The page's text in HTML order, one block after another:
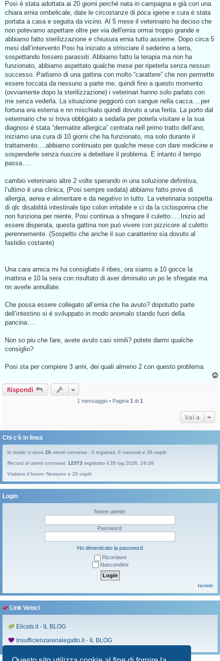
s
a
g
i
o
a
l
g
g
r
e
Posi é stata adottata ai 20 giorni perché nata in campagna e già con una
chiara ernia ombelicale, date le circostanze di poca igiene e cura é stata
portata a casa e seguita da vicino. Al 5 mese il veterinario ha deciso che
non potevamo aspettare oltre per via dell'ernia ormai troppo grande e
abbiamo fatto sterilizzazione e chiusura ernia tutto assieme. Dopo circa 5
mesi dall’intervento Posi ha iniziato a strisciare il sederino a terra,
sospettando fossero parassiti. Abbiamo fatto la terapia ma non ha
funzionato, abbiamo aspettato qualche mese per ripeterla senza nessun
successo. Parliamo di una gattina con molto “carattere” che non permette
essere toccata da nessuno a parte me, quindi fino a questo momento
(ovviamente dopo la sterilizzazione) i veterinari hanno solo parlato con
me senza vederla. La situazione peggioró con sangue nella cacca….per
fortuna era esterna e nn mischiato quindi dovuto a una ferita. La porto dal
veterinario che si trova obbligato a sedarla per poterla visitare e la sua
diagnosi é stata “dermatite allergica” centrata nell primo tratto dell’ano,
iniziamo una cura di 10 giorni che ha funzionato, ma solo durante il
trattamento….abbiamo continuato per qualche mese con dare medicine e
sospenderle senza riuscire a debellare il problema. E intanto il tempo
passa….
cambio veterinario altre 2 volte sperando in una soluzione definitiva,
l’ultimo é una clinica, (Posi sempre sedata) abbiamo fatto prove di
allergia, aerea e alimentare e da negativo in tutto. La veterinaria sospetta
di qlc disabilitá intestinale tipo colon irritabile e ci da la ciclosporina che
non funziona per niente, Posi continua a sfregare il culetto…..Inizio ad
essere disperata, questa gattina non puó vivere con pizzicore al culetto
perennemente. (Sospetto che anche il suo caratterino sia dovuto al
fastidio costante)
Una cara amica mi ha consigliato il ribes, ora siamo a 10 gocce la
mattina e 10 la sera con risultato di aver diminuito un po le sfregate ma
nn averle annullate.
Che possa essere collegato all’ernia che ha avuto? dopotutto parte
dell’intestino si é sviluppato in modo anomalo stando fuori della
pancina….
Non so piu che fare, avete avuto casi simili? potete darmi qualche
consiglio?
Posi sta per compiere 3 anni, dei quali almeno 2 con questo problema
Rispondi
1 messaggio • Pagina 1 di 1
Vai a
Chi c’è in linea
In totale ci sono 26 utenti connessi : 0 registrati, 0 nascosti e 26 ospiti
Record di utenti connessi: 12373 registrato il 28 lug 2026, 19:39
Visitano il forum: Nessuno e 26 ospiti
Login
Nome utente:
Password:
Ho dimenticato la password
Ricordami
Nascondimi
Iscriviti
Link Veloci
Elicats.it - IL BLOG
Insufficienzarenalegatto.it - IL BLOG
g